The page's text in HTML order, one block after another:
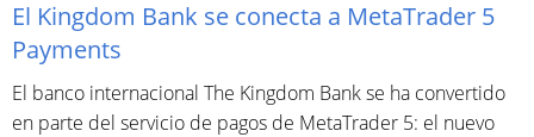
El Kingdom Bank se conecta a MetaTrader 5
Payments
El banco internacional The Kingdom Bank se ha convertido
en parte del servicio de pagos de MetaTrader 5: el nuevo